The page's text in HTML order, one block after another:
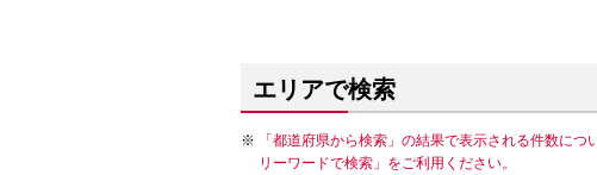
エリアで検索
「都道府県から検索」の結果で表示される件数に
リーワードで検索」をご利用ください。